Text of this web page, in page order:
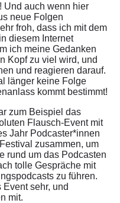
Und auch wenn hier
neue Folgen
froh, dass ich mit dem
diesem Internet
ich meine Gedanken
Kopf zu viel wird, und
und reagieren darauf.
länger keine Folge
kommt bestimmt!
zum Beispiel das
Flausch-Event mit
Jahr Podcaster*innen
zusammen, um
rund um das Podcasten
tolle Gespräche mit
zu führen.
Event sehr, und
mit.